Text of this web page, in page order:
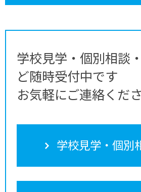
学校見学・個別相談
ど随時受付中です
お気軽にご連絡くだ
学校見学・個別